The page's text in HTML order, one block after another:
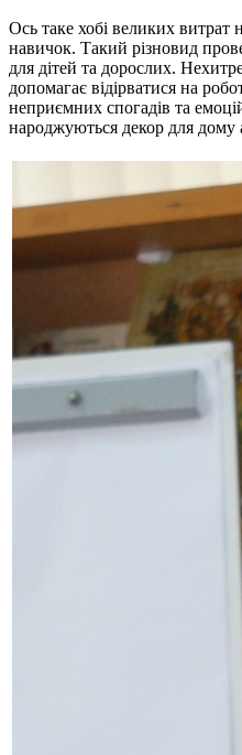
Ось таке хобі великих витрат
навичок. Такий різновид
для дітей та дорослих.
допомагає відірватися на
неприємних спогадів та
народжуються декор для дому